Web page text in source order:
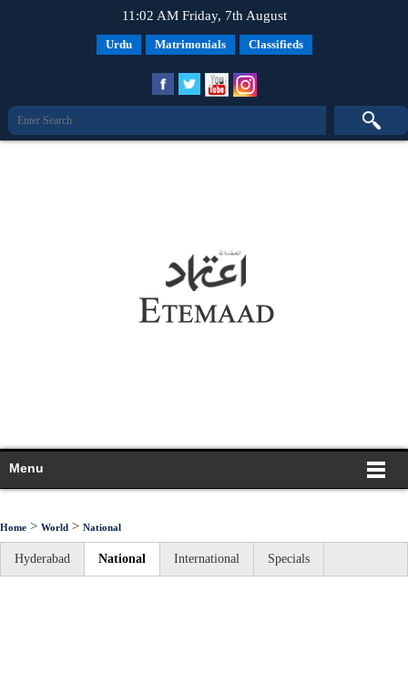
11:02 AM Friday, 7th August
Urdu Matrimonials Classifieds
Menu
Home > World > National
Hyderabad National International Specials